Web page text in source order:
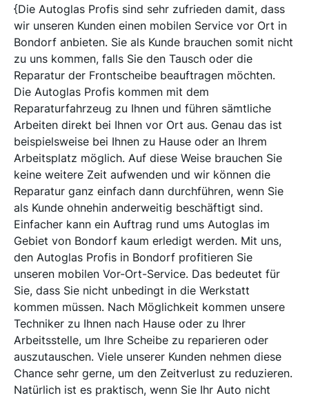
{Die Autoglas Profis sind sehr zufrieden damit, dass
wir unseren Kunden einen mobilen Service vor Ort in
Bondorf anbieten. Sie als Kunde brauchen somit nicht
zu uns kommen, falls Sie den Tausch oder die
Reparatur der Frontscheibe beauftragen möchten.
Die Autoglas Profis kommen mit dem
Reparaturfahrzeug zu Ihnen und führen sämtliche
Arbeiten direkt bei Ihnen vor Ort aus. Genau das ist
beispielsweise bei Ihnen zu Hause oder an Ihrem
Arbeitsplatz möglich. Auf diese Weise brauchen Sie
keine weitere Zeit aufwenden und wir können die
Reparatur ganz einfach dann durchführen, wenn Sie
als Kunde ohnehin anderweitig beschäftigt sind.
Einfacher kann ein Auftrag rund ums Autoglas im
Gebiet von Bondorf kaum erledigt werden. Mit uns,
den Autoglas Profis in Bondorf profitieren Sie
unseren mobilen Vor-Ort-Service. Das bedeutet für
Sie, dass Sie nicht unbedingt in die Werkstatt
kommen müssen. Nach Möglichkeit kommen unsere
Techniker zu Ihnen nach Hause oder zu Ihrer
Arbeitsstelle, um Ihre Scheibe zu reparieren oder
auszutauschen. Viele unserer Kunden nehmen diese
Chance sehr gerne, um den Zeitverlust zu reduzieren.
Natürlich ist es praktisch, wenn Sie Ihr Auto nicht